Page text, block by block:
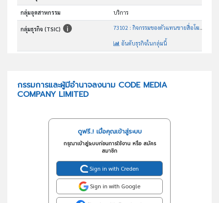
กลุ่มอุตสาหกรรม บริการ
กลุ่มธุรกิจ (TSIC) 73102 : กิจกรรมของตัวแทนขายสื่อโฆษณา
อันดับธุรกิจในกลุ่มนี้
กรรมการและผู้มีอำนาจลงนาม CODE MEDIA
COMPANY LIMITED
ดูฟรี..! เมื่อคุณเข้าสู่ระบบ
กรุณาเข้าสู่ระบบก่อนการใช้งาน หรือ สมัคร
สมาชิก
Sign in with Creden
Sign in with Google